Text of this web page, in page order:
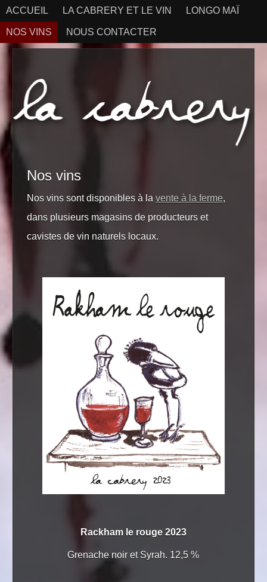
ACCUEIL LA CABRERY ET LE VIN LONGO MAÏ
NOS VINS NOUS CONTACTER
Nos vins
Nos vins sont disponibles à la vente à la ferme,
dans plusieurs magasins de producteurs et
cavistes de vin naturels locaux.
Rackham le rouge 2023
Grenache noir et Syrah. 12,5 %